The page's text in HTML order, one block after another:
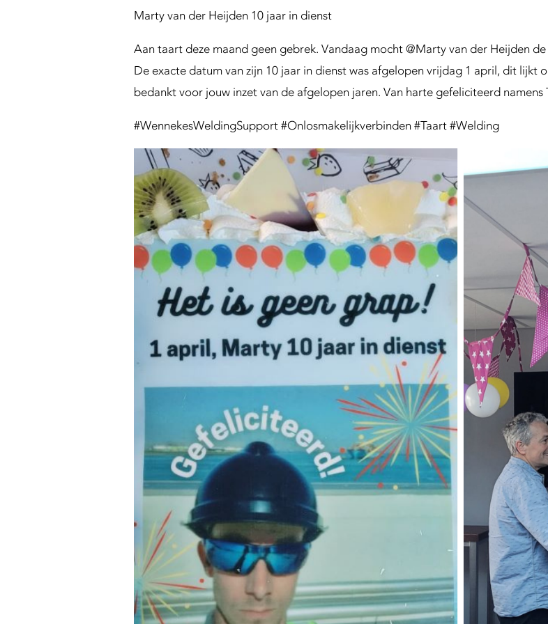
g
S
u
p
p
r
t
Marty van der Heijden 10 jaar in dienst
Aan taart deze maand geen gebrek. Vandaag mocht @Marty van der Heijden
De exacte datum van zijn 10 jaar in dienst was afgelopen vrijdag 1 april, dit lijkt
bedankt voor jouw inzet van de afgelopen jaren. Van harte gefeliciteerd namens
#WennekesWeldingSupport #Onlosmakelijkverbinden #Taart #Welding